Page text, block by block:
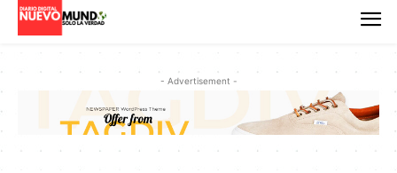
- Advertisement -